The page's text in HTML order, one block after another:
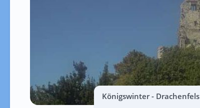
Königswinter - Drachenfels